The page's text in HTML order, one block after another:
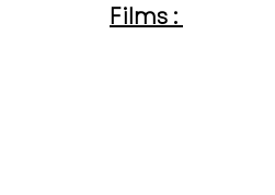
Films :